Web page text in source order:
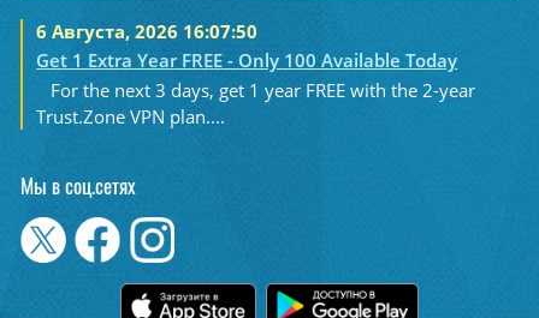
6 Августа, 2026 16:07:50
Get 1 Extra Year FREE - Only 100 Available Today
For the next 3 days, get 1 year FREE with the 2-year
Trust.Zone VPN plan....
Мы в соц.сетях